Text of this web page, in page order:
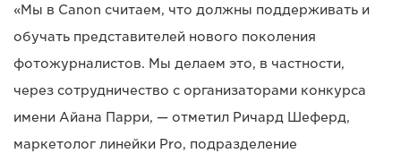
«Мы в Canon считаем, что должны поддерживать и
обучать представителей нового поколения
фотожурналистов. Мы делаем это, в частности,
через сотрудничество с организаторами конкурса
имени Айана Парри, — отметил Ричард Шеферд,
маркетолог линейки Pro, подразделение